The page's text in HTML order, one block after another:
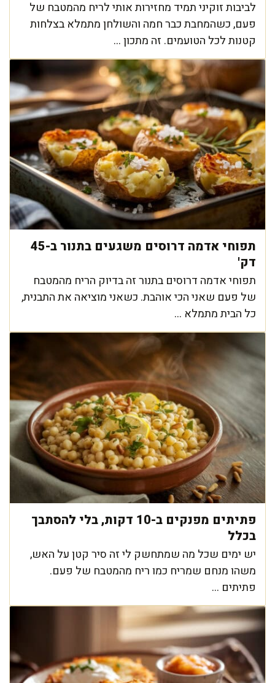
לביבות זוקיני תמיד מחזירות אותי לריח מהמטבח של
פעם, כשהמחבת כבר חמה והשולחן מתמלא בצלחות
קטנות לכל הטועמים. זה מתכון ...
תפוחי אדמה דרוסים משגעים בתנור ב-45
דק'
תפוחי אדמה דרוסים בתנור זה בדיוק הריח מהמטבח
של פעם שאני הכי אוהבת. כשאני מוציאה את התבנית,
כל הבית מתמלא ...
פתיתים מפנקים ב-10 דקות, בלי להסתבך
בכלל
יש ימים שכל מה שמתחשק לי זה סיר קטן על האש,
משהו מנחם שמריח כמו ריח מהמטבח של פעם.
פתיתים ...